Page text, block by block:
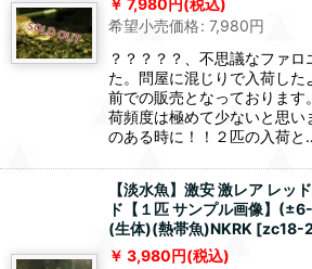
7,980円(税込)
希望小売価格: 7,980円
？？？？？、不思議なファロ
た。問屋に混じりで入荷した
前での販売となっております
荷頻度は極めて少ないと思い
のある時に！！２匹の入荷と
【淡水魚】激安 激レア レッ
ド【１匹 サンプル画像】
(生体)(熱帯魚)NKRK [zc18-
3,980円(税込)